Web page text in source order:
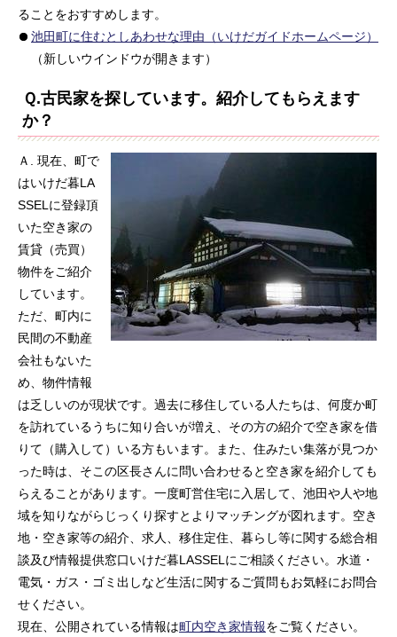
ることをおすすめします。
池田町に住むとしあわせな理由（いけだガイドホームページ）
（新しいウインドウが開きます）
Ｑ.古民家を探しています。紹介してもらえます
か？
Ａ. 現在、町で
はいけだ暮LA
SSELに登録頂
いた空き家の
賃貸（売買）
物件をご紹介
しています。
ただ、町内に
民間の不動産
会社もないた
め、物件情報
は乏しいのが現状です。過去に移住している人たちは、何度か町
を訪れているうちに知り合いが増え、その方の紹介で空き家を借
りて（購入して）いる方もいます。また、住みたい集落が見つか
った時は、そこの区長さんに問い合わせると空き家を紹介しても
らえることがあります。一度町営住宅に入居して、池田や人や地
域を知りながらじっくり探すとよりマッチングが図れます。空き
地・空き家等の紹介、求人、移住定住、暮らし等に関する総合相
談及び情報提供窓口いけだ暮LASSELにご相談ください。水道・
電気・ガス・ゴミ出しなど生活に関するご質問もお気軽にお問合
せください。
現在、公開されている情報は町内空き家情報をご覧ください。